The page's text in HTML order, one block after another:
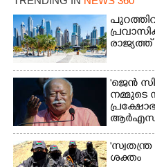
'ജെൻ
നമ്മുടെ
ശക്തം